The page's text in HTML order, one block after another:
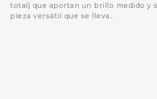
total) que aportan un brillo medido y
pieza versátil que se lleva..